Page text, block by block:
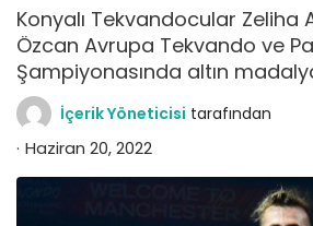
Konyalı Tekvandocular Zeliha
Özcan Avrupa Tekvando ve
Şampiyonasında altın
İçerik Yöneticisi tarafından
Haziran 20, 2022